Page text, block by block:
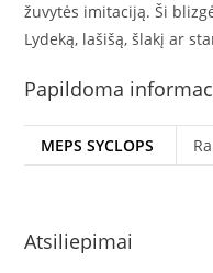
žuvytės imitaciją. Ši
Lydeką, lašišą, šlakį ar
Papildoma
MEPS SYCLOPS
Atsiliepimai